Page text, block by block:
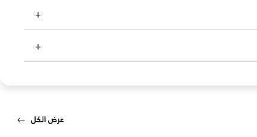
عرض الكل